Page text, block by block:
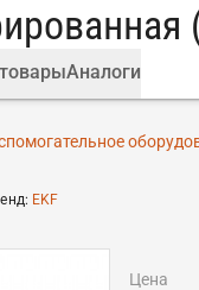
Аналоги
: EKF
цена